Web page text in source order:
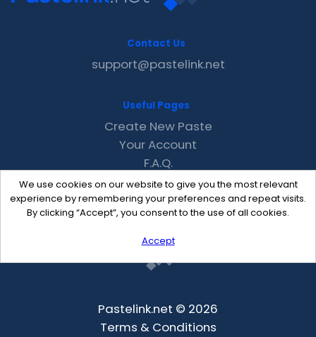
We use cookies on our website to give you the most relevant
experience by remembering your preferences and repeat visits.
By clicking “Accept”, you consent to the use of all cookies.
Accept
Contact Us
support@pastelink.net
Useful Pages
Create New Paste
Your Account
F.A.Q.
Recent
Contact
Pastelink.net © 2026
Terms & Conditions